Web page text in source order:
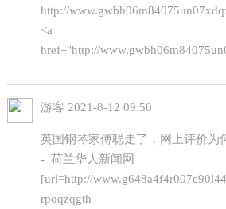
http://
<a
href="http://
游客 2021-8-12 09:50
英国钢琴家傅聪走了，网上评价为
- 荷兰华人新闻网
[url=http://
rpoqzqgth